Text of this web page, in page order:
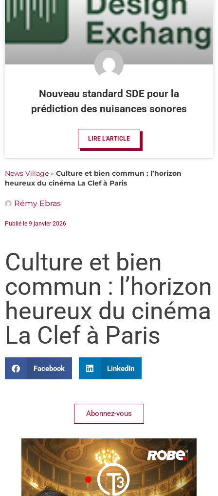
Nouveau standard SDE pour la
prédiction des nuisances sonores
LIRE L'ARTICLE
News Village » Culture et bien commun : l’horizon
heureux du cinéma La Clef à Paris
Rémy Ebras
Publié le 9 janvier 2026
Culture et bien
commun : l’horizon
heureux du cinéma
La Clef à Paris
Facebook LinkedIn
Abonnez-vous